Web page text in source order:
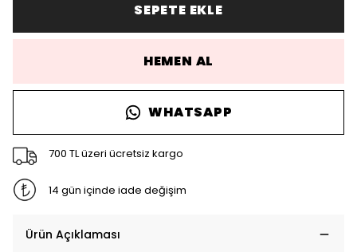
SEPETE EKLE
HEMEN AL
WHATSAPP
700 TL üzeri ücretsiz kargo
14 gün içinde iade değişim
Ürün Açıklaması